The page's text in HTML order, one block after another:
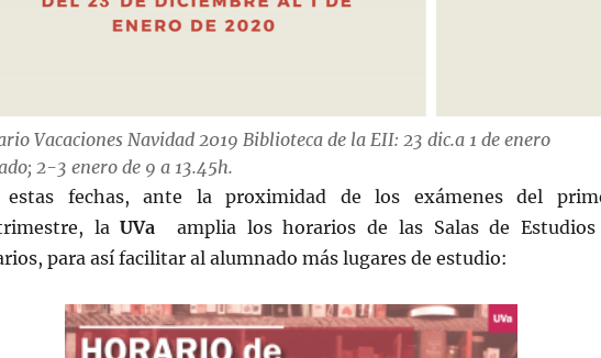
Vacaciones Navidad 2019 Biblioteca de la EII: 23 dic.a 1 de enero
2-3 enero de 9 a 13.45h.
estas fechas, ante la proximidad de los exámenes del
laUVa amplia los horarios de las Salas de
para así facilitar al alumnado más lugares de estudio: